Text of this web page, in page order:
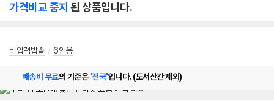
가격비교 중지 된 상품입니다.
비압력밥솥 / 6인용
배송비 무료의 기준은'전국'입니다. (도서산간 제외)